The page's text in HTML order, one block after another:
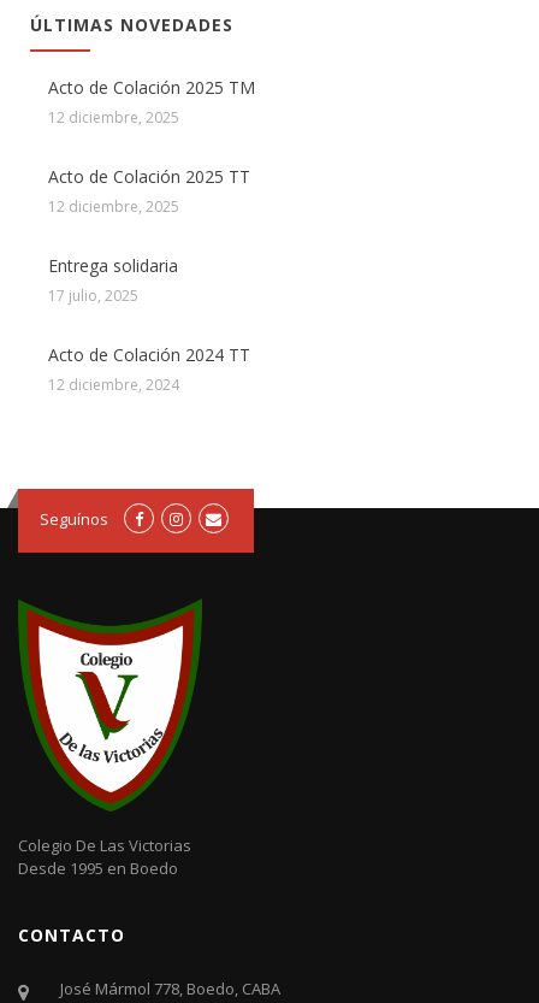
ÚLTIMAS NOVEDADES
Acto de Colación 2025 TM
12 diciembre, 2025
Acto de Colación 2025 TT
12 diciembre, 2025
Entrega solidaria
17 julio, 2025
Acto de Colación 2024 TT
12 diciembre, 2024
Seguínos
Colegio De Las Victorias
Desde 1995 en Boedo
CONTACTO
José Mármol 778, Boedo, CABA